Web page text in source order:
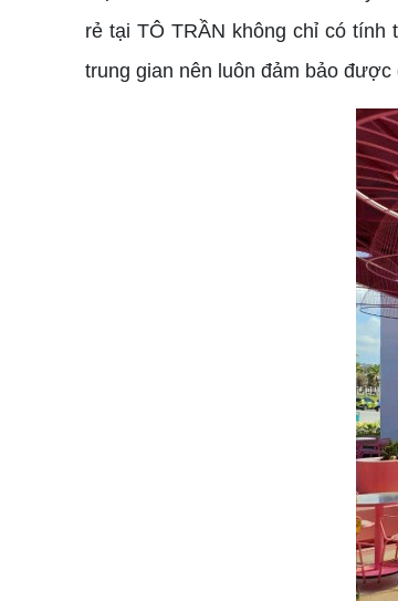
rẻ tại TÔ TRẦN không chỉ có
trung gian nên luôn đảm bảo